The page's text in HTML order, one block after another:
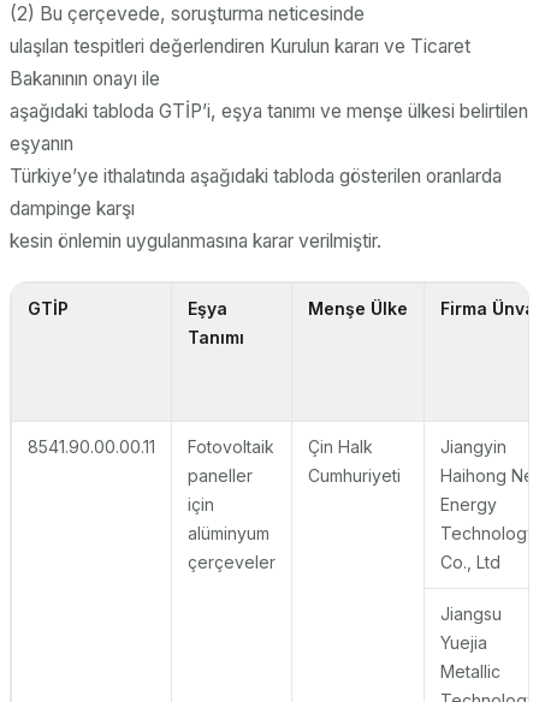
(2) Bu çerçevede, soruşturma neticesinde
ulaşılan tespitleri değerlendiren Kurulun kararı ve Ticaret
Bakanının onayı ile
aşağıdaki tabloda GTİP’i, eşya tanımı ve menşe ülkesi belirtilen
eşyanın
Türkiye’ye ithalatında aşağıdaki tabloda gösterilen oranlarda
dampinge karşı
kesin önlemin uygulanmasına karar verilmiştir.
GTİP
Eşya
Tanımı
Menşe Ülke Firma
8541.90.00.00.11
Fotovoltaik
paneller
için
alüminyum
çerçeveler
Çin Halk
Cumhuriyeti
Jiangyin
Haihong
Energy
Technology
Co., Ltd
Jiangsu
Yuejia
Metallic